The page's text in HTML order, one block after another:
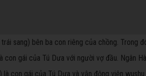
sang) bên ba con riêng của chồng. Trong
con gái của Tú Dưa với người vợ đầu. Ngân
là con gái của Tú Dưa và vận động viên